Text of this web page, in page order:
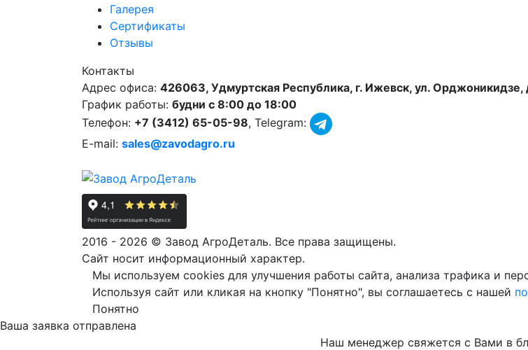
Галерея
Сертификаты
Отзывы
Контакты
Адрес офиса: 426063, Удмуртская Республика, г. Ижевск, ул. Орджоникидзе,
График работы: будни с 8:00 до 18:00
Телефон: +7 (3412) 65-05-98, Telegram:
E-mail: sales@zavodagro.ru
2016 - 2026 © Завод АгроДеталь. Все права защищены.
Сайт носит информационный характер.
Мы используем cookies для улучшения работы сайта, анализа трафика и
Используя сайт или кликая на кнопку "Понятно", вы соглашаетесь с нашей
Понятно
Ваша заявка отправлена
Наш менеджер свяжется с Вами в